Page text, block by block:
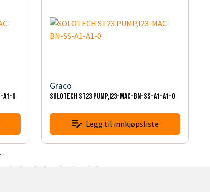
A1-0
Graco
SOLOTECH ST23 PUMP,I23-MAC-BN-SS-A1-A1-0
Legg til innkjøpsliste